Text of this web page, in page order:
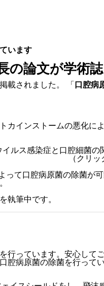
います
の論文が学術
載されました。 「 口腔病
カインストームの悪化に
ルス感染症と口腔細菌の
（クリ
て口腔病原菌の除菌が可
執筆中です。
行っています。安心して
腔病原菌の除菌を行ってい